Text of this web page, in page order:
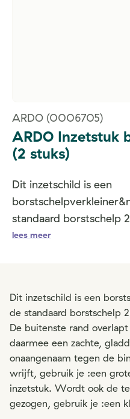
ARDO (0006705)
ARDO Inzetstuk
(2 stuks)
Dit inzetschild is een
standaard borstschelp
lees meer
Dit inzetschild is een
de standaard borstschelp
De buitenste rand
daarmee een zachte,
onaangenaam tegen de
wrijft, gebruik je :een
inzetstuk. Wordt ook de
gezogen, gebruik je :een